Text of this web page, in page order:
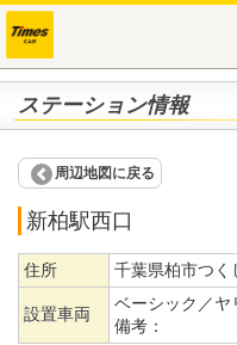
ステーション情報
周辺地図に戻る
新柏駅西口
住所 千葉県柏市つく
設置車両
ベーシック／ヤ
備考：